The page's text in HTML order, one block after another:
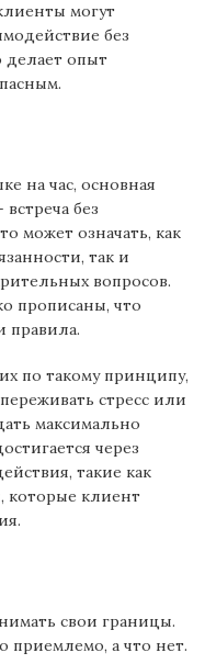
могут
без
опыт
на час, основная
без
может означать, как
так и
вопросов.
прописаны, что
правила.
по такому принципу,
стресс или
максимально
через
такие как
которые клиент
свои границы.
приемлемо, а что нет.